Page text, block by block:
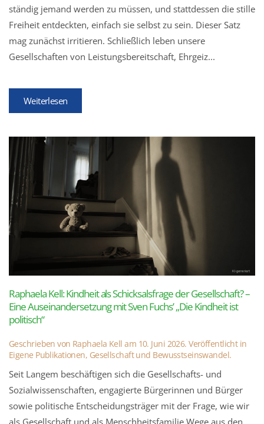
ständig jemand werden zu müssen, und stattdessen die stille
Freiheit entdeckten, einfach sie selbst zu sein. Dieser Satz
mag zunächst irritieren. Schließlich leben unsere
Gesellschaften von Leistungsbereitschaft, Ehrgeiz...
Weiterlesen
Raphaela Kell: Kindheit als Schicksalsfrage der Gesellschaft? –
Eine Auseinandersetzung mit Sven Fuchs’ „Die Kindheit ist
politisch“
Geschrieben von Raphaela Kell am 10. Juni 2026. Veröffentlicht in
Eigene Publikationen, Gesellschaft und Bewusstseinswandel.
Seit Langem beschäftigen sich die Gesellschafts- und
Sozialwissenschaften, engagierte Bürgerinnen und Bürger
sowie politische Entscheidungsträger mit der Frage, wie wir
als Gesellschaft und als Menschheitsfamilie Wege aus den